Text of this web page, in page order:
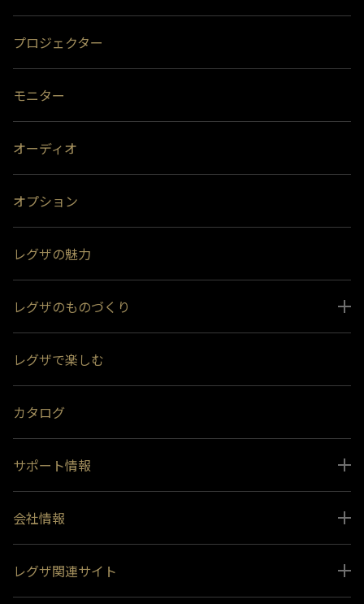
プロジェクター
モニター
オーディオ
オプション
レグザの魅力
レグザのものづくり
スペシャルコンテンツ
受賞履歴
レグザで楽しむ
カタログ
サポート情報
取扱説明書ダウンロード
インフォメーション 一覧
会社情報
ニュース
会社概要
レグザ関連サイト